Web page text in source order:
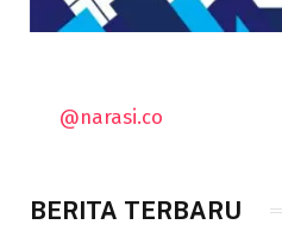
@narasi.co
BERITA TERBARU